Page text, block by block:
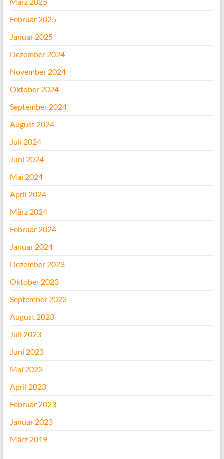
Februar 2025
Januar 2025
Dezember 2024
November 2024
Oktober 2024
September 2024
August 2024
Juli 2024
Juni 2024
Mai 2024
April 2024
März 2024
Februar 2024
Januar 2024
Dezember 2023
Oktober 2023
September 2023
August 2023
Juli 2023
Juni 2023
Mai 2023
April 2023
Februar 2023
Januar 2023
März 2019